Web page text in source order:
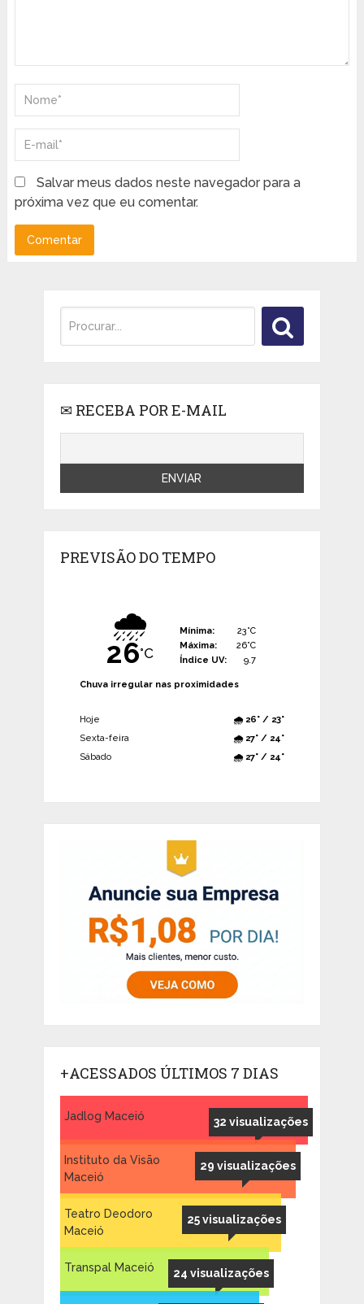
Salvar meus dados neste navegador para a
próxima vez que eu comentar.
✉ RECEBA POR E-MAIL
PREVISÃO DO TEMPO
🌧️
26°C
Mínima:
23°C
Máxima:
26°C
Índice UV:
9.7
Chuva irregular nas proximidades
Hoje
🌧️ 26° / 23°
Sexta-feira
🌧️ 27° / 24°
Sábado
🌧️ 27° / 24°
+ACESSADOS ÚLTIMOS 7 DIAS
32 visualizações
Jadlog Maceió
29 visualizações
Instituto da Visão
Maceió
25 visualizações
Teatro Deodoro
Maceió
24 visualizações
Transpal Maceió